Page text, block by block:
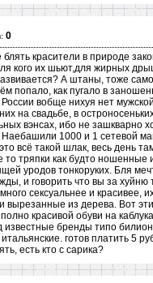
0
красители в природе
кого их шьют,для жирных
А штаны, тоже
попало, как пугало в
вобще нихуя нет
на свадьбе, в
вэнсах, ибо не
1000 и 1 сетевой
всё такой шлак, весь день
тряпки как будто
уродов тонкоруких. Бля
и говорить что вы за
сексуальнее и красивее,
вырезанные из дерева. Вот
красивой обуви на
бренды типо
готов платить 5
есть кто с сарика?